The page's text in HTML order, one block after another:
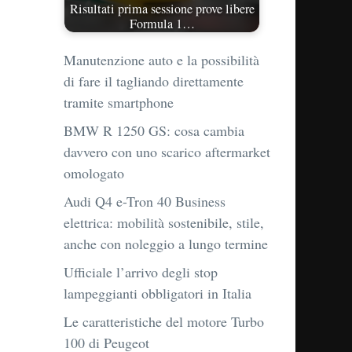
Risultati prima sessione prove libere
Formula 1…
Manutenzione auto e la possibilità
di fare il tagliando direttamente
tramite smartphone
BMW R 1250 GS: cosa cambia
davvero con uno scarico aftermarket
omologato
Audi Q4 e-Tron 40 Business
elettrica: mobilità sostenibile, stile,
anche con noleggio a lungo termine
Ufficiale l’arrivo degli stop
lampeggianti obbligatori in Italia
Le caratteristiche del motore Turbo
100 di Peugeot